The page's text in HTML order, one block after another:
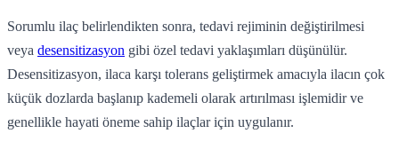
Sorumlu ilaç belirlendikten sonra, tedavi rejiminin değiştirilmesi
veya desensitizasyon gibi özel tedavi yaklaşımları düşünülür.
Desensitizasyon, ilaca karşı tolerans geliştirmek amacıyla ilacın çok
küçük dozlarda başlanıp kademeli olarak artırılması işlemidir ve
genellikle hayati öneme sahip ilaçlar için uygulanır.